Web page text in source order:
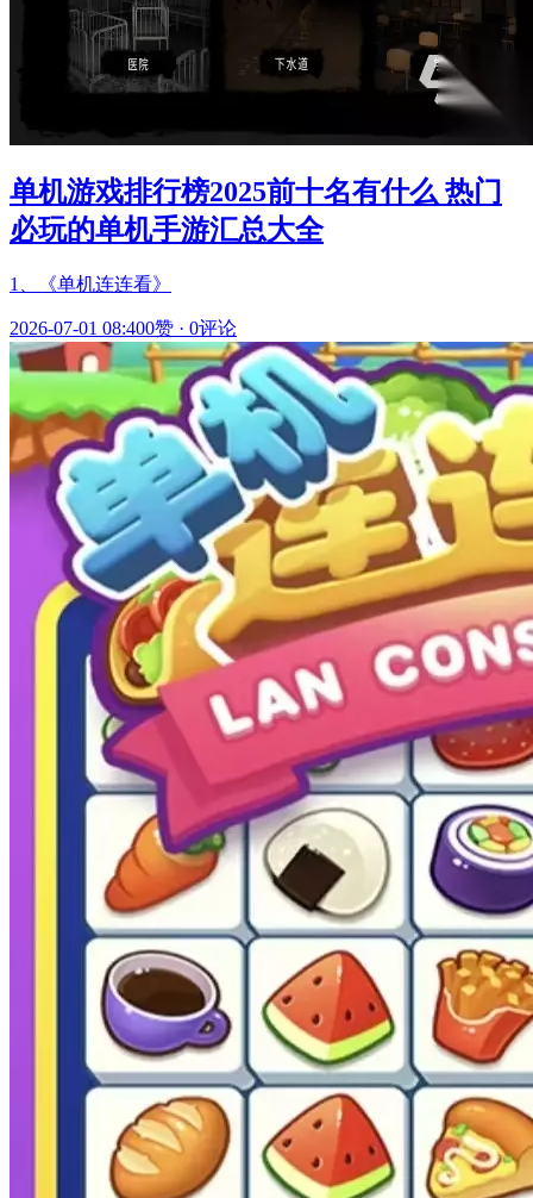
单机游戏排行榜2025前十名有什么 热门
必玩的单机手游汇总大全
1、《单机连连看》
2026-07-01 08:400赞 · 0评论